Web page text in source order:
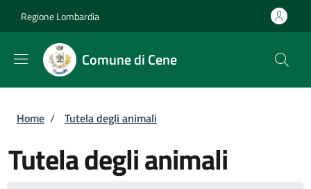
Regione Lombardia
Comune di Cene
Briciole di pane
Home / Tutela degli animali
Tutela degli animali